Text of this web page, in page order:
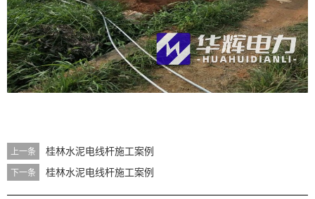
上一条 桂林水泥电线杆施工案例
下一条 桂林水泥电线杆施工案例